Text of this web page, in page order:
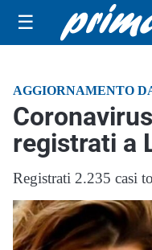
☰
AGGIORNAMENTO
registrati a
Registrati 2.235 casi